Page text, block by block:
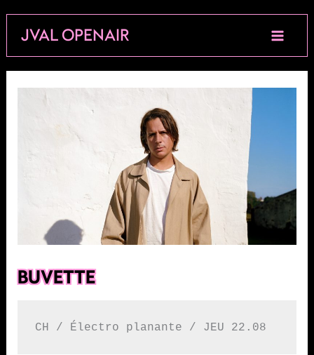
contenu
JVAL OPENAIR
BUVETTE
CH / Électro planante / JEU 22.08